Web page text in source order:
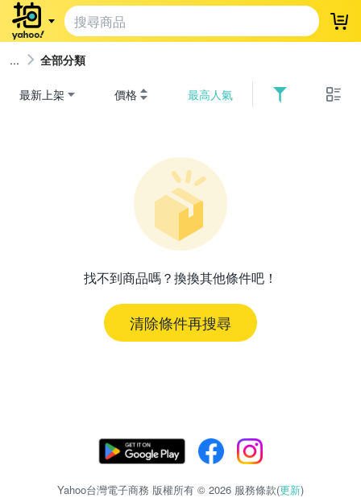
登
全部分類
最新上架 價格 最高人氣
找不到商品嗎？換換其他條件吧！
清除條件再搜尋
Yahoo台灣電子商務 版權所有 © 2026 服務條款(更新)